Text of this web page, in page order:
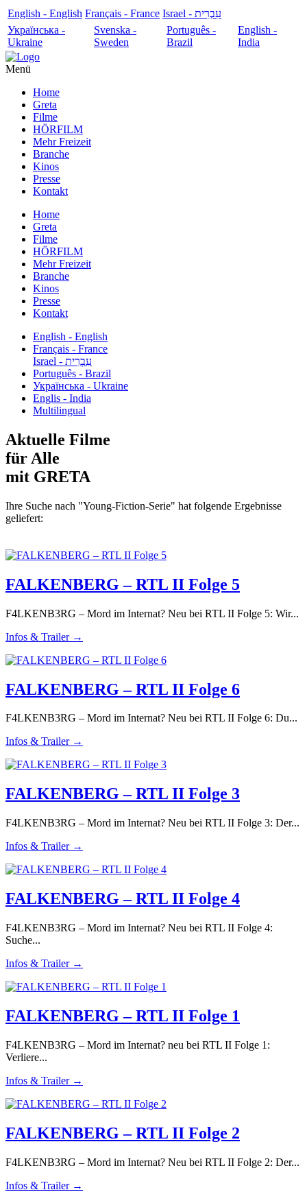
English - English Français - France
עִבְרִית - Israel
Українська -
Ukraine
Svenska -
Sweden
Português -
Brazil
English -
India
Menü
Home
Greta
Filme
HÖRFILM
Mehr Freizeit
Branche
Kinos
Presse
Kontakt
Home
Greta
Filme
HÖRFILM
Mehr Freizeit
Branche
Kinos
Presse
Kontakt
English - English
Français - France
עִבְרִית - Israel
Português - Brazil
Українська - Ukraine
Englis - India
Multilingual
Aktuelle Filme
für Alle
mit GRETA
Ihre Suche nach "Young-Fiction-Serie" hat folgende Ergebnisse
geliefert:
FALKENBERG – RTL II Folge 5
F4LKENB3RG – Mord im Internat? Neu bei RTL II Folge 5: Wir...
Infos & Trailer →
FALKENBERG – RTL II Folge 6
F4LKENB3RG – Mord im Internat? Neu bei RTL II Folge 6: Du...
Infos & Trailer →
FALKENBERG – RTL II Folge 3
F4LKENB3RG – Mord im Internat? Neu bei RTL II Folge 3: Der...
Infos & Trailer →
FALKENBERG – RTL II Folge 4
F4LKENB3RG – Mord im Internat? Neu bei RTL II Folge 4:
Suche...
Infos & Trailer →
FALKENBERG – RTL II Folge 1
F4LKENB3RG – Mord im Internat? neu bei RTL II Folge 1:
Verliere...
Infos & Trailer →
FALKENBERG – RTL II Folge 2
F4LKENB3RG – Mord im Internat? Neu bei RTL II Folge 2: Der...
Infos & Trailer →